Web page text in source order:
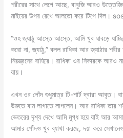
শরীরের সাথে লেগে আছে, বাবুজি আরও
মাইয়ের উপর রেখে আলতো করে টিপে দিল।
“ওহ জ্যাঠু আস্তে আস্তে, আমি খুব ঘাবড়ে
করো না, জ্যাঠু,” বলল রাধিকা আর জ্যাঠার
নিয়ন্ত্রনের বাহিরে। রাধিকা ওর নিকারকে
যায়।
এখন ওর পোঁদ শুধুমাত্র টি-শার্ট দ্বারা আবৃত।
উরুতে বাম লাগাতে লাগলেন। আর রাধিকা
ভেতরের দৃশ্য দেখে আমি মুগ্ধ হয়ে যাই আর
আমার পোঁদও খুব ব্যাথা করছে, দয়া করে